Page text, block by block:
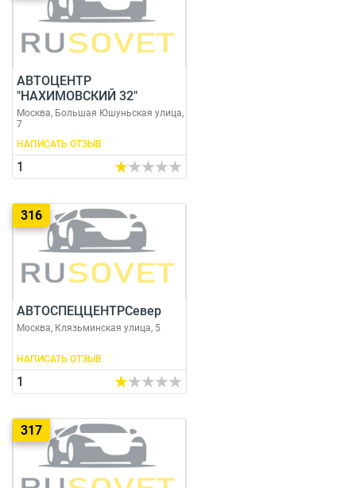
АВТОЦЕНТР
"НАХИМОВСКИЙ 32"
Москва, Большая Юшуньская улица,
7
НАПИСАТЬ ОТЗЫВ
1
316
АВТОСПЕЦЦЕНТРСевер
Москва, Клязьминская улица, 5
НАПИСАТЬ ОТЗЫВ
1
317